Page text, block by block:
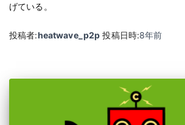
げている。
投稿者:heatwave_p2p 投稿日時:8年前